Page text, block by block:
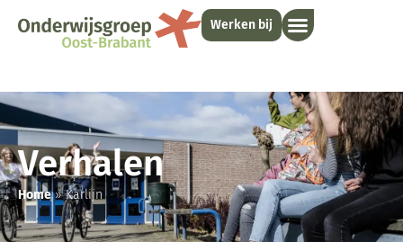
Werken bij
Verhalen
Home»Karlijn